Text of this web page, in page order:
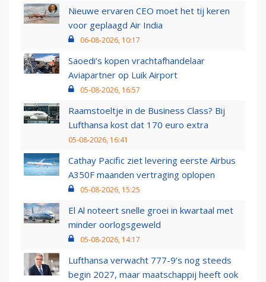
Nieuwe ervaren CEO moet het tij keren
voor geplaagd Air India
06-08-2026, 10:17
Saoedi’s kopen vrachtafhandelaar
Aviapartner op Luik Airport
05-08-2026, 16:57
Raamstoeltje in de Business Class? Bij
Lufthansa kost dat 170 euro extra
05-08-2026, 16:41
Cathay Pacific ziet levering eerste Airbus
A350F maanden vertraging oplopen
05-08-2026, 15:25
El Al noteert snelle groei in kwartaal met
minder oorlogsgeweld
05-08-2026, 14:17
Lufthansa verwacht 777-9’s nog steeds
begin 2027, maar maatschappij heeft ook